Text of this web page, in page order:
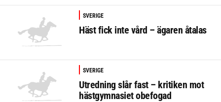
SVERIGE
Häst fick inte vård – ägaren åtalas
SVERIGE
Utredning slår fast – kritiken mot
hästgymnasiet obefogad